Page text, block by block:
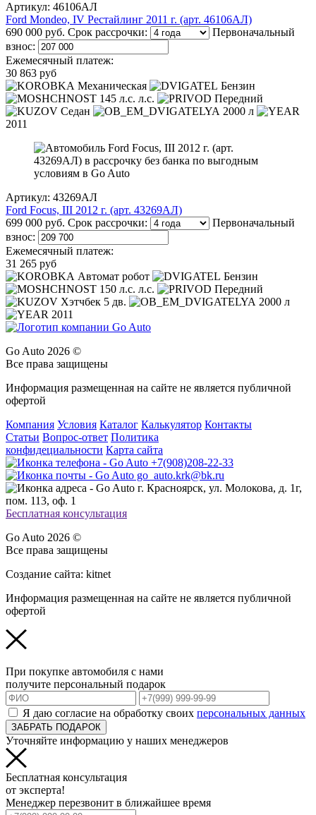
Артикул: 46106АЛ
Ford Mondeo, IV Рестайлинг 2011 г. (арт. 46106АЛ)
690 000 руб. Срок рассрочки:
Первоначальный
взнос:
Ежемесячный платеж:
30 863 руб
Механическая
Бензин
145 л.с. л.с.
Передний
Седан
2000 л
2011
Артикул: 43269АЛ
Ford Focus, III 2012 г. (арт. 43269АЛ)
699 000 руб. Срок рассрочки:
Первоначальный
взнос:
Ежемесячный платеж:
31 265 руб
Автомат робот
Бензин
150 л.с. л.с.
Передний
Хэтчбек 5 дв.
2000 л
2011
Go Auto 2026 ©
Все права защищены
Информация размещенная на сайте не является публичной
офертой
Компания Условия Каталог Калькулятор Контакты
Статьи Вопрос-ответ Политика
конфидециальности Карта сайта
+7(908)208-22-33
go_auto.krk@bk.ru
г. Красноярск, ул. Молокова, д. 1г,
пом. 113, оф. 1
Бесплатная консультация
Go Auto 2026 ©
Все права защищены
Создание сайта: kitnet
Информация размещенная на сайте не является публичной
офертой
При покупке автомобиля с нами
получите персональный подарок
Я даю согласие на обработку своих персональных данных
ЗАБРАТЬ ПОДАРОК
Уточняйте информацию у наших менеджеров
Бесплатная консультация
от эксперта!
Менеджер перезвонит в ближайшее время